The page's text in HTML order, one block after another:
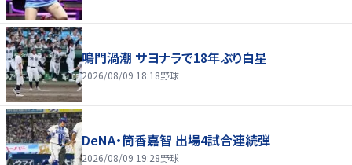
鳴門渦潮 サヨナラで18年ぶり白星
2026/08/09 18:18野球
DeNA・筒香嘉智 出場4試合連続弾
2026/08/09 19:28野球